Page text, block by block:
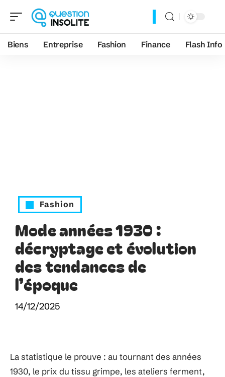
Biens Entreprise Fashion Finance Flash Info
Fashion
Mode années 1930 :
décryptage et évolution
des tendances de
l’époque
14/12/2025
La statistique le prouve : au tournant des années
1930, le prix du tissu grimpe, les ateliers ferment,